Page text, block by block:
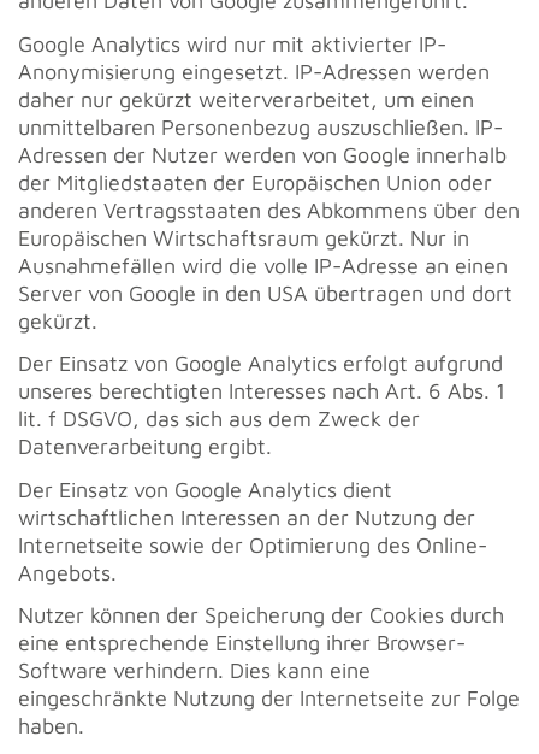
Google Analytics wird nur mit aktivierter IP-
Anonymisierung eingesetzt. IP-Adressen werden
daher nur gekürzt weiterverarbeitet, um einen
unmittelbaren Personenbezug auszuschließen. IP-
Adressen der Nutzer werden von Google innerhalb
der Mitgliedstaaten der Europäischen Union oder
anderen Vertragsstaaten des Abkommens über den
Europäischen Wirtschaftsraum gekürzt. Nur in
Ausnahmefällen wird die volle IP-Adresse an einen
Server von Google in den USA übertragen und dort
gekürzt.
Der Einsatz von Google Analytics erfolgt aufgrund
unseres berechtigten Interesses nach Art. 6 Abs. 1
lit. f DSGVO, das sich aus dem Zweck der
Datenverarbeitung ergibt.
Der Einsatz von Google Analytics dient
wirtschaftlichen Interessen an der Nutzung der
Internetseite sowie der Optimierung des Online-
Angebots.
Nutzer können der Speicherung der Cookies durch
eine entsprechende Einstellung ihrer Browser-
Software verhindern. Dies kann eine
eingeschränkte Nutzung der Internetseite zur Folge
haben.